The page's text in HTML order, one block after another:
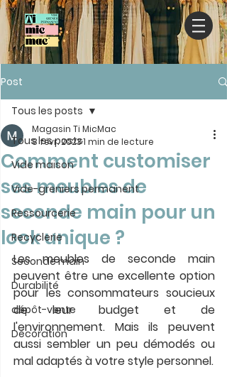
Post
Tous les posts
Vide maison
Vide-greniers permanent
Ressourcerie
Recyclerie
Seconde main
Durabilité
dépôt-vente
Décoration
Tous les posts
Comment customiser
ses meubles de
seconde main pour un
look unique ?
Magasin Ti MicMac
8 févr. 20231 min de lecture
Les meubles de seconde main
peuvent être une excellente option
pour les consommateurs soucieux
de leur budget et de
l'environnement. Mais ils peuvent
aussi sembler un peu démodés ou